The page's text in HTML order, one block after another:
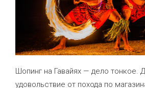
Шопинг на Гавайях — дело тонкое.
удовольствие от похода по